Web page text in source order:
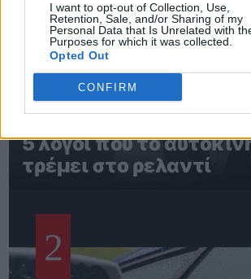
I want to opt-out of Collection, Use,
Retention, Sale, and/or Sharing of my
Personal Data that Is Unrelated with
Purposes for which it was collected.
Opted Out
CONFIRM
5 λόγοι που το
τρέμει στο ρελαντί
2